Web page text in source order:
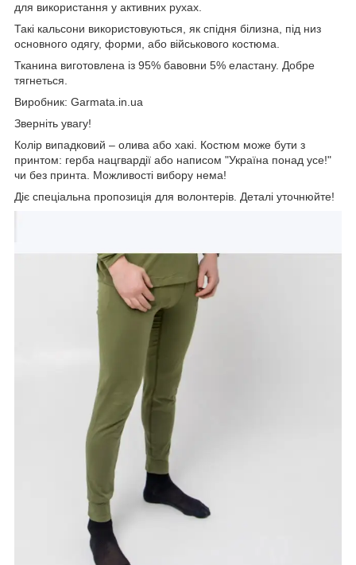
для використання у активних рухах.
Такі кальсони використовуються, як спідня білизна, під низ
основного одягу, форми, або військового костюма.
Тканина виготовлена із 95% бавовни 5% еластану. Добре
тягнеться.
Виробник: Garmata.in.ua
Зверніть увагу!
Колір випадковий – олива або хакі. Костюм може бути з
принтом: герба нацгвардії або написом "Україна понад усе!"
чи без принта. Можливості вибору нема!
Діє спеціальна пропозиція для волонтерів. Деталі уточнюйте!